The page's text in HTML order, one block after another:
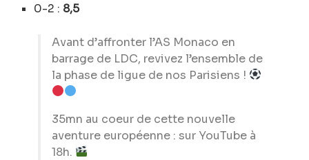
0-2 : 8,5
Avant d’affronter l’AS Monaco en
barrage de LDC, revivez l’ensemble de
la phase de ligue de nos Parisiens !
35mn au coeur de cette nouvelle
aventure européenne : sur YouTube à
18h.